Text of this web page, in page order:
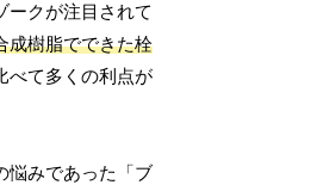
ークが注目されて
成樹脂でできた栓
べて多くの利点が
悩みであった「ブ